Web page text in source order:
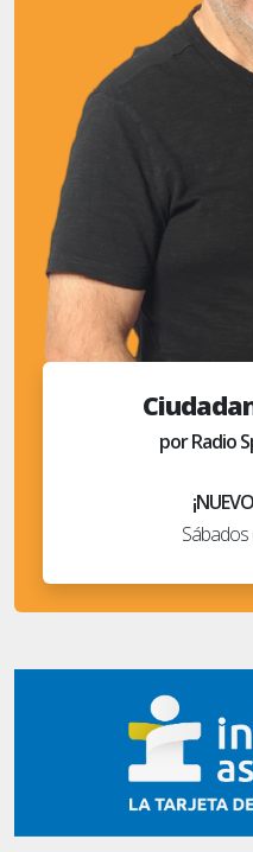
por Radio
Sábados